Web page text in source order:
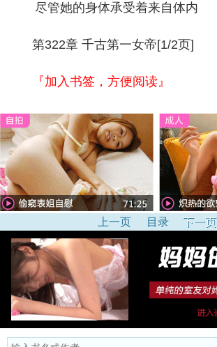
尽管她的身体承受着来自体内
第322章 千古第一女帝[1/2页]
『加入书签，方便阅读』
上一页 目录 下一页